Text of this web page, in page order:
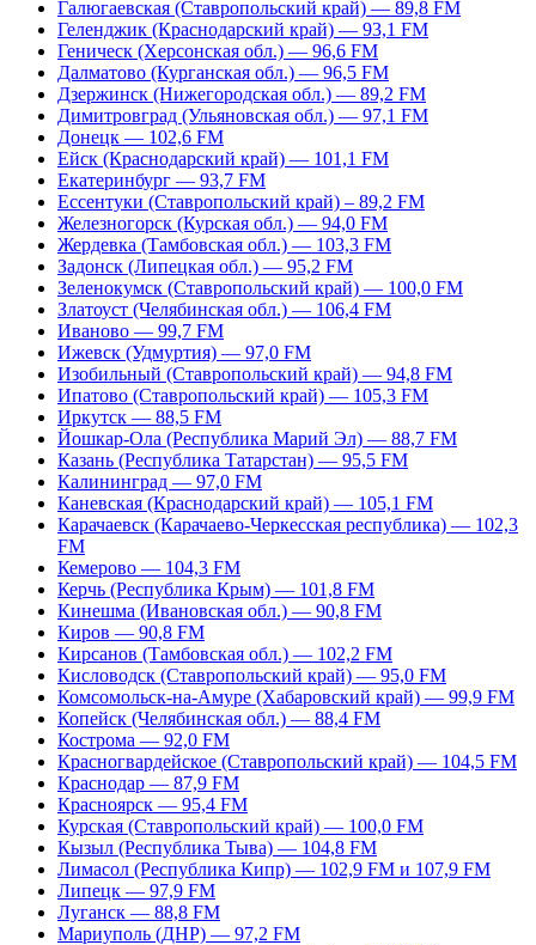
Галюгаевская (Ставропольский край) — 89,8 FM
Геленджик (Краснодарский край) — 93,1 FM
Геническ (Херсонская обл.) — 96,6 FM
Далматово (Курганская обл.) — 96,5 FM
Дзержинск (Нижегородская обл.) — 89,2 FM
Димитровград (Ульяновская обл.) — 97,1 FM
Донецк — 102,6 FM
Ейск (Краснодарский край) — 101,1 FM
Екатеринбург — 93,7 FM
Ессентуки (Ставропольский край) – 89,2 FM
Железногорск (Курская обл.) — 94,0 FM
Жердевка (Тамбовская обл.) — 103,3 FM
Задонск (Липецкая обл.) — 95,2 FM
Зеленокумск (Ставропольский край) — 100,0 FM
Златоуст (Челябинская обл.) — 106,4 FM
Иваново — 99,7 FM
Ижевск (Удмуртия) — 97,0 FM
Изобильный (Ставропольский край) — 94,8 FM
Ипатово (Ставропольский край) — 105,3 FM
Иркутск — 88,5 FM
Йошкар-Ола (Республика Марий Эл) — 88,7 FM
Казань (Республика Татарстан) — 95,5 FM
Калининград — 97,0 FM
Каневская (Краснодарский край) — 105,1 FM
Карачаевск (Карачаево-Черкесская республика) — 102,3
FM
Кемерово — 104,3 FM
Керчь (Республика Крым) — 101,8 FM
Кинешма (Ивановская обл.) — 90,8 FM
Киров — 90,8 FM
Кирсанов (Тамбовская обл.) — 102,2 FM
Кисловодск (Ставропольский край) — 95,0 FM
Комсомольск-на-Амуре (Хабаровский край) — 99,9 FM
Копейск (Челябинская обл.) — 88,4 FM
Кострома — 92,0 FM
Красногвардейское (Ставропольский край) — 104,5 FM
Краснодар — 87,9 FM
Красноярск — 95,4 FM
Курская (Ставропольский край) — 100,0 FM
Кызыл (Республика Тыва) — 104,8 FM
Лимасол (Республика Кипр) — 102,9 FM и 107,9 FM
Липецк — 97,9 FM
Луганск — 88,8 FM
Мариуполь (ДНР) — 97,2 FM